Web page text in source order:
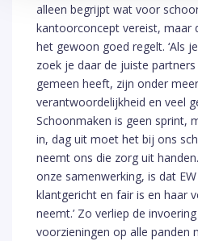
alleen begrijpt wat voor
kantoorconcept vereist, maar
het gewoon goed regelt. ‘Als
zoek je daar de juiste
gemeen heeft, zijn onder
verantwoordelijkheid en veel
Schoonmaken is geen sprint,
in, dag uit moet het bij ons
neemt ons die zorg uit
onze samenwerking, is dat
klantgericht en fair is en haar
neemt.’ Zo verliep de
voorzieningen op alle panden